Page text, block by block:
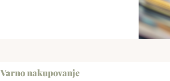
Varno nakupovanje